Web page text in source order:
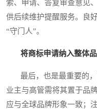
索、申请、答复审查意见
供后续维护提醒服务。良
“守门人”。
将商标申请纳入整体
最后，也是最重要的，
业主与高管需将其置于品
应与全球品牌形象一致；